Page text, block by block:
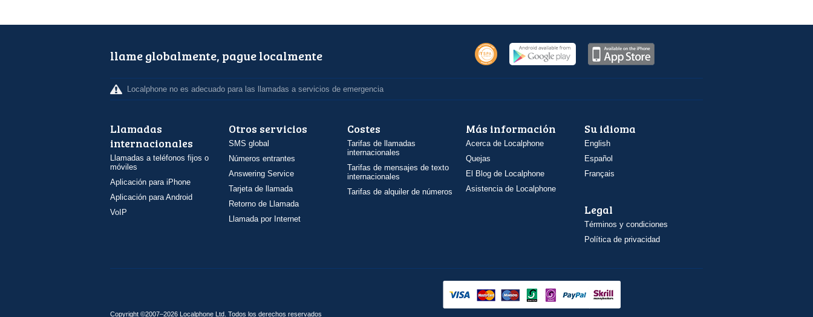
llame globalmente, pague localmente
Localphone no es adecuado para las llamadas a servicios de emergencia
Llamadas
internacionales
Llamadas a teléfonos fijos o
móviles
Aplicación para iPhone
Aplicación para Android
VoIP
Otros servicios
SMS global
Números entrantes
Answering Service
Tarjeta de llamada
Retorno de Llamada
Llamada por Internet
Costes
Tarifas de llamadas
internacionales
Tarifas de mensajes de texto
internacionales
Tarifas de alquiler de números
Más información
Acerca de Localphone
Quejas
El Blog de Localphone
Asistencia de Localphone
Su idioma
English
Español
Français
Legal
Términos y condiciones
Política de privacidad
Copyright ©2007–2026 Localphone Ltd . Todos los derechos reservados